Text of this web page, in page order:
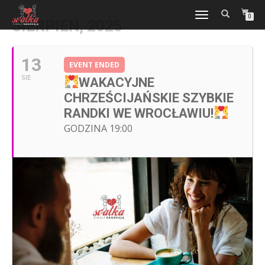
TOGGLE
0
SIERPIEŃ, 2025
13
SIE
EVENT ENDED
WAKACYJNE
CHRZEŚCIJAŃSKIE SZYBKIE
RANDKI WE WROCŁAWIU!
GODZINA 19:00